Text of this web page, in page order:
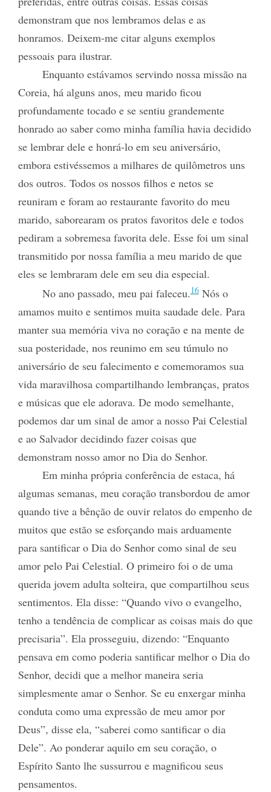
demonstram que nos lembramos delas e as
honramos. Deixem-me citar alguns exemplos
pessoais para ilustrar.
Enquanto estávamos servindo nossa missão na
Coreia, há alguns anos, meu marido ficou
profundamente tocado e se sentiu grandemente
honrado ao saber como minha família havia decidido
se lembrar dele e honrá-lo em seu aniversário,
embora estivéssemos a milhares de quilômetros uns
dos outros. Todos os nossos filhos e netos se
reuniram e foram ao restaurante favorito do meu
marido, saborearam os pratos favoritos dele e todos
pediram a sobremesa favorita dele. Esse foi um sinal
transmitido por nossa família a meu marido de que
eles se lembraram dele em seu dia especial.
No ano passado, meu pai faleceu.16Nós o
amamos muito e sentimos muita saudade dele. Para
manter sua memória viva no coração e na mente de
sua posteridade, nos reunimo em seu túmulo no
aniversário de seu falecimento e comemoramos sua
vida maravilhosa compartilhando lembranças, pratos
e músicas que ele adorava. De modo semelhante,
podemos dar um sinal de amor a nosso Pai Celestial
e ao Salvador decidindo fazer coisas que
demonstram nosso amor no Dia do Senhor.
Em minha própria conferência de estaca, há
algumas semanas, meu coração transbordou de amor
quando tive a bênção de ouvir relatos do empenho de
muitos que estão se esforçando mais arduamente
para santificar o Dia do Senhor como sinal de seu
amor pelo Pai Celestial. O primeiro foi o de uma
querida jovem adulta solteira, que compartilhou seus
sentimentos. Ela disse: “Quando vivo o evangelho,
tenho a tendência de complicar as coisas mais do que
precisaria”. Ela prosseguiu, dizendo: “Enquanto
pensava em como poderia santificar melhor o Dia do
Senhor, decidi que a melhor maneira seria
simplesmente amar o Senhor. Se eu enxergar minha
conduta como uma expressão de meu amor por
Deus”, disse ela, “saberei como santificar o dia
Dele”. Ao ponderar aquilo em seu coração, o
Espírito Santo lhe sussurrou e magnificou seus
pensamentos.